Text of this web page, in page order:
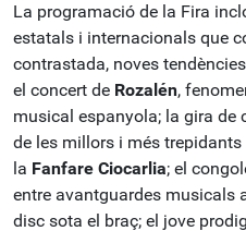
La programació de la Fira
estatals i internacionals que
contrastada, noves
el concert de Rozalén,
musical espanyola; la gira de
de les millors i més
la Fanfare Ciocarlia; el
entre avantguardes musicals
disc sota el braç; el jove